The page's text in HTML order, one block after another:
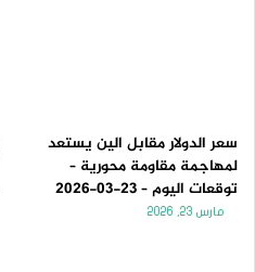
سعر الدولار مقابل الين يستعد
لمهاجمة مقاومة محورية –
توقعات اليوم – 23-03-2026
مارس 23, 2026